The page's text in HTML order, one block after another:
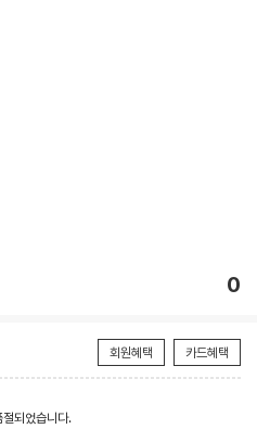
0
회원혜택 카드혜택
절되었습니다.